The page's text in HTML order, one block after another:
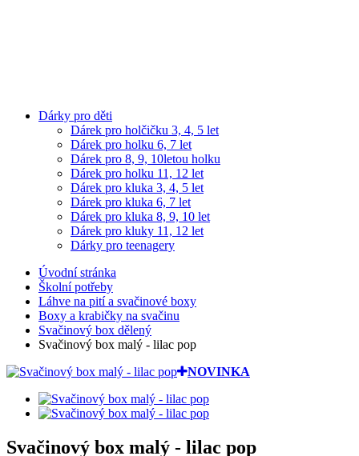
Dárky pro děti
Dárek pro holčičku 3, 4, 5 let
Dárek pro holku 6, 7 let
Dárek pro 8, 9, 10letou holku
Dárek pro holku 11, 12 let
Dárek pro kluka 3, 4, 5 let
Dárek pro kluka 6, 7 let
Dárek pro kluka 8, 9, 10 let
Dárek pro kluky 11, 12 let
Dárky pro teenagery
Úvodní stránka
Školní potřeby
Láhve na pití a svačinové boxy
Boxy a krabičky na svačinu
Svačinový box dělený
Svačinový box malý - lilac pop
NOVINKA
Svačinový box malý - lilac pop